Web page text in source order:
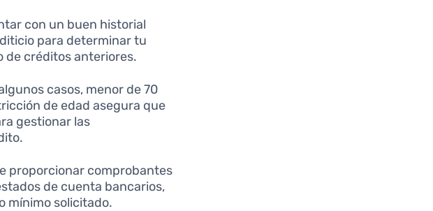
con un buen historial
para determinar tu
de créditos anteriores.
casos, menor de 70
de edad asegura que
gestionar las
proporcionar comprobantes
de cuenta bancarios,
mínimo solicitado.